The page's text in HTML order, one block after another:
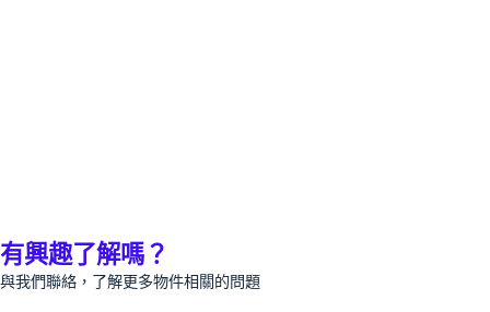
有興趣了解嗎？
與我們聯絡，了解更多物件相關的問題